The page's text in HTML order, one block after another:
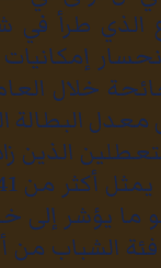
الذي طرأ في
خلال
إلى معدل
ما يؤشر